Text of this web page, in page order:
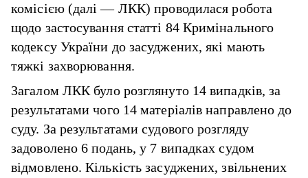
комісією (далі — ЛКК) проводилася робота
щодо застосування статті 84 Кримінального
кодексу України до засуджених, які мають
тяжкі захворювання.
Загалом ЛКК було розглянуто 14 випадків, за
результатами чого 14 матеріалів направлено до
суду. За результатами судового розгляду
задоволено 6 подань, у 7 випадках судом
відмовлено. Кількість засуджених, звільнених